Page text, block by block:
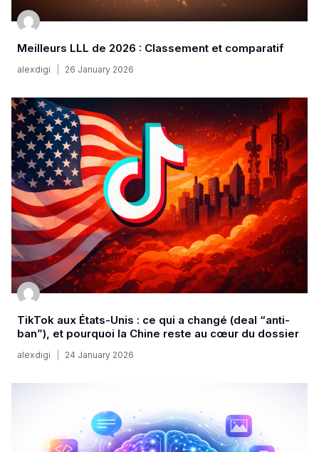
Meilleurs LLL de 2026 : Classement et comparatif
alexdigi 26 January 2026
TikTok aux États-Unis : ce qui a changé (deal “anti-
ban”), et pourquoi la Chine reste au cœur du dossier
alexdigi 24 January 2026